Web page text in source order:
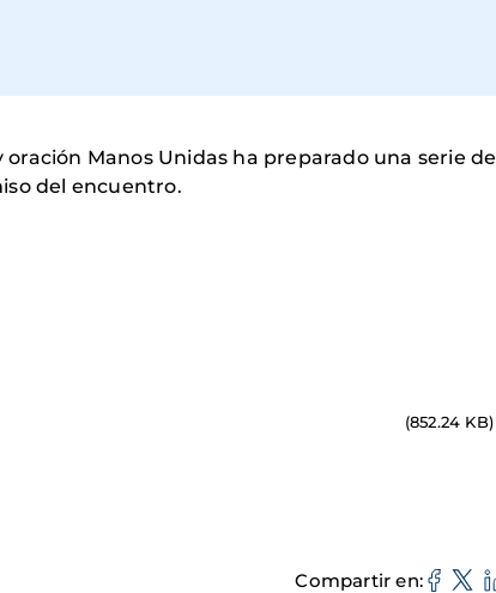
oración Manos Unidas ha preparado una serie de
del encuentro.
(852.24 KB)
Compartir en